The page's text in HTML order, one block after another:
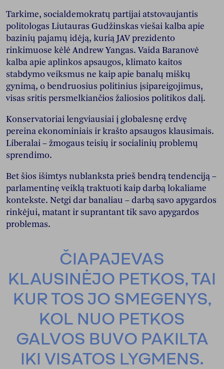
Tarkime, socialdemokratų partijai atstovaujantis
politologas Liutauras Gudžinskas viešai kalba apie
bazinių pajamų idėją, kurią JAV prezidento
rinkimuose kėlė Andrew Yangas. Vaida Baranovė
kalba apie aplinkos apsaugos, klimato kaitos
stabdymo veiksmus ne kaip apie banalų miškų
gynimą, o bendruosius politinius įsipareigojimus,
visas sritis persmelkiančios žaliosios politikos dalį.
Konservatoriai lengviausiai į globalesnę erdvę
pereina ekonominiais ir krašto apsaugos klausimais.
Liberalai – žmogaus teisių ir socialinių problemų
sprendimo.
Bet šios išimtys nublanksta prieš bendrą tendenciją –
parlamentinę veiklą traktuoti kaip darbą lokaliame
kontekste. Netgi dar banaliau – darbą savo apygardos
rinkėjui, matant ir suprantant tik savo apygardos
problemas.
ČIAPAJEVAS
KLAUSINĖJO PETKOS, TAI
KUR TOS JO SMEGENYS,
KOL NUO PETKOS
GALVOS BUVO PAKILTA
IKI VISATOS LYGMENS.